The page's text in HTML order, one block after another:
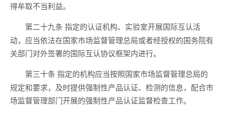
得牟取不当利益。
第二十九条 指定的认证机构、实验室开展国际互认活
动，应当依法在国家市场监督管理总局或者经授权的国务院有
关部门对外签署的国际互认协议框架内进行。
第三十条 指定的机构应当按照国家市场监督管理总局的
规定和要求，及时提供强制性产品认证、检测的信息，配合市
场监督管理部门开展的强制性产品认证监督检查工作。